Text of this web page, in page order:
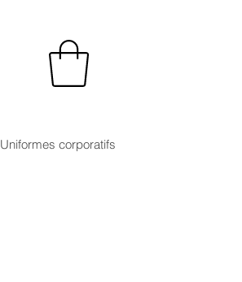
Uniformes corporatifs